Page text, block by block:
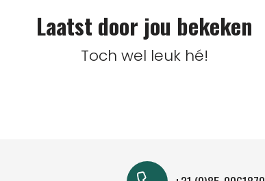
Laatst door jou bekeken
Toch wel leuk hé!